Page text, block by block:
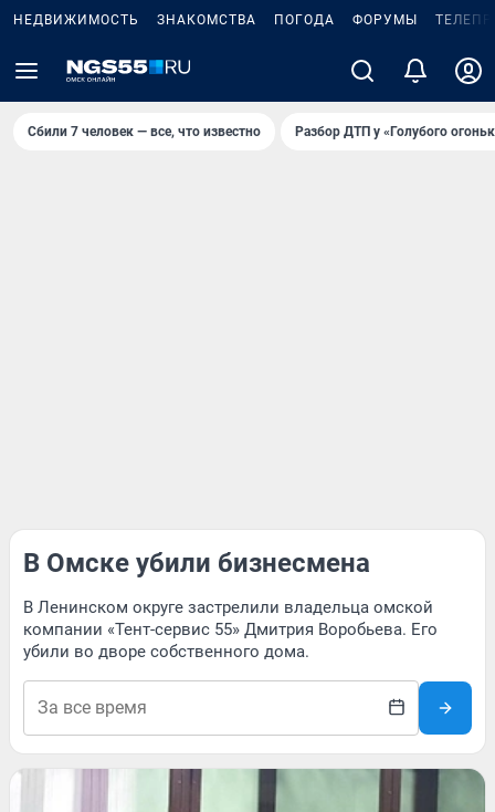
НЕДВИЖИМОСТЬ ЗНАКОМСТВА ПОГОДА ФОРУМЫ
Сбили 7 человек — все, что известно Разбор ДТП у «Голубого
В Омске убили бизнесмена
В Ленинском округе застрелили владельца омской
компании «Тент-сервис 55» Дмитрия Воробьева. Его
убили во дворе собственного дома.